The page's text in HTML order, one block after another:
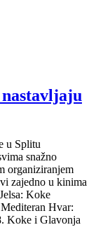
u Splitu
snažno
organiziranjem
zajedno u kinima
Koke
Hvar:
Koke i Glavonja